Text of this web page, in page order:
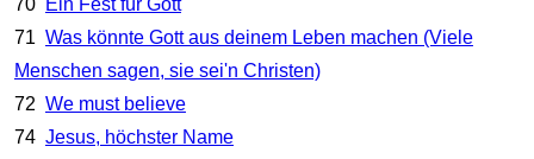
70 Ein Fest für Gott
71 Was könnte Gott aus deinem Leben machen (Viele
Menschen sagen, sie sei'n Christen)
72 We must believe
74 Jesus, höchster Name